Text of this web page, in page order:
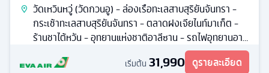
วัดเหวินหวู่ (วัดกวนอู) - ล่องเรือทะเลสาบสุริยันจันทรา -
กระเช้าทะเลสาบสุริยันจันทรา - ตลาดฝงเจียไนท์มาเก็ต -
ร้านชาไต้หวัน - อุทยานแห่งชาติอาลีซาน - รถไฟอุทยานอาลี
เริ่มต้น 31,990 ดูรายละเอียด